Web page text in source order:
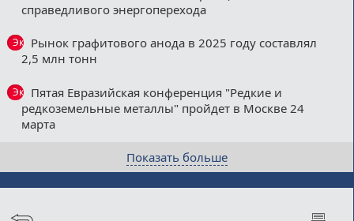
справедливого энергоперехода
Эксклюзив
Рынок графитового анода в 2025 году составлял
2,5 млн тонн
Эксклюзив
Пятая Евразийская конференция "Редкие и
редкоземельные металлы" пройдет в Москве 24
марта
Показать больше